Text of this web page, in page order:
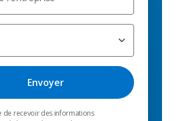
de recevoir des informations